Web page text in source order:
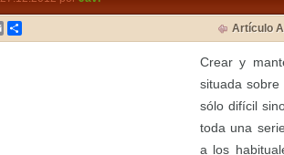
Email Artículo
Crear y
situada
sólo difícil
toda una
a los